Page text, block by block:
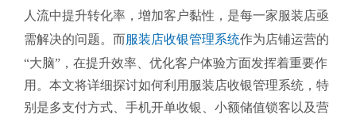
人流中提升转化率，增加客户黏性，是每一家服装店亟
需解决的问题。而服装店收银管理系统作为店铺运营的
“大脑”，在提升效率、优化客户体验方面发挥着重要作
用。本文将详细探讨如何利用服装店收银管理系统，特
别是多支付方式、手机开单收银、小额储值锁客以及营